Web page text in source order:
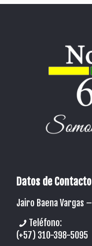
Datos de Contacto
Jairo Baena Vargas –
Teléfono:
(+57) 310-398-5095